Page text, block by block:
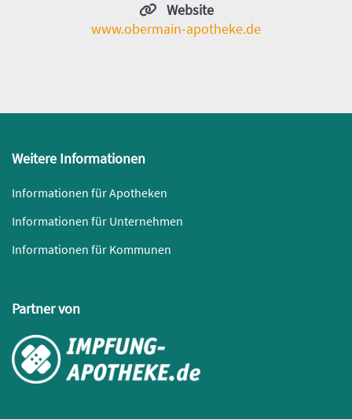
Website
www.obermain-apotheke.de
Weitere Informationen
Informationen für Apotheken
Informationen für Unternehmen
Informationen für Kommunen
Partner von